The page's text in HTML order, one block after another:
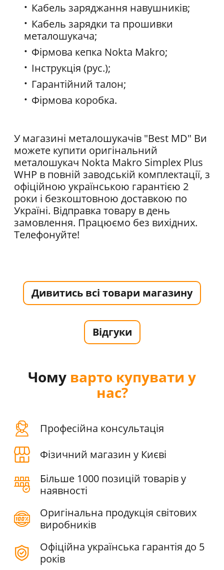
Кабель заряджання навушників;
Кабель зарядки та прошивки
металошукача;
Фірмова кепка Nokta Makro;
Інструкція (рус.);
Гарантійний талон;
Фірмова коробка.
У магазині металошукачів "Best MD" Ви
можете купити оригінальний
металошукач Nokta Makro Simplex Plus
WHP в повній заводській комплектації, з
офіційною українською гарантією 2
роки і безкоштовною доставкою по
Україні. Відправка товару в день
замовлення. Працюємо без вихідних.
Телефонуйте!
Дивитись всі товари магазину
Відгуки
Чому варто купувати у
нас?
Професійна консультація
Фізичний магазин у Києві
Більше 1000 позицій товарів у
наявності
Оригінальна продукція світових
виробників
Офіційна українська гарантія до 5
років